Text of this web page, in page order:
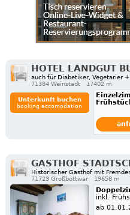
HOTEL LANDGUT
auch für Diabetiker, Vegetarier
71384 Weinstadt
17402 m
Unterkunft buchen
booking accomodation
GASTHOF
Historischer Gasthof mit
71723 Großbottwar
19658 m
inkl.
ab